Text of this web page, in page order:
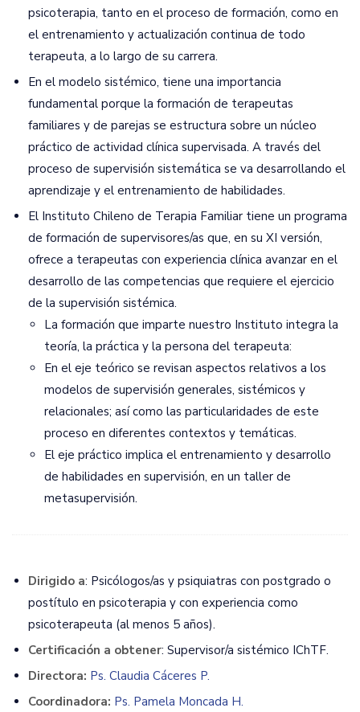
psicoterapia, tanto en el proceso de formación, como en
el entrenamiento y actualización continua de todo
terapeuta, a lo largo de su carrera.
En el modelo sistémico, tiene una importancia
fundamental porque la formación de terapeutas
familiares y de parejas se estructura sobre un núcleo
práctico de actividad clínica supervisada. A través del
proceso de supervisión sistemática se va desarrollando el
aprendizaje y el entrenamiento de habilidades.
El Instituto Chileno de Terapia Familiar tiene un programa
de formación de supervisores/as que, en su XI versión,
ofrece a terapeutas con experiencia clínica avanzar en el
desarrollo de las competencias que requiere el ejercicio
de la supervisión sistémica.
La formación que imparte nuestro Instituto integra la
teoría, la práctica y la persona del terapeuta:
En el eje teórico se revisan aspectos relativos a los
modelos de supervisión generales, sistémicos y
relacionales; así como las particularidades de este
proceso en diferentes contextos y temáticas.
El eje práctico implica el entrenamiento y desarrollo
de habilidades en supervisión, en un taller de
metasupervisión.
Dirigido a: Psicólogos/as y psiquiatras con postgrado o
postítulo en psicoterapia y con experiencia como
psicoterapeuta (al menos 5 años).
Certificación a obtener: Supervisor/a sistémico IChTF.
Directora: Ps. Claudia Cáceres P.
Coordinadora: Ps. Pamela Moncada H.